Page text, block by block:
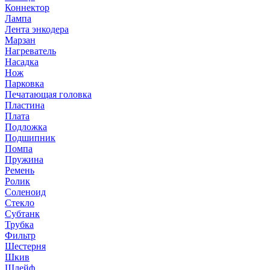
Коннектор
Лампа
Лента энкодера
Марзан
Нагреватель
Насадка
Нож
Парковка
Печатающая головка
Пластина
Плата
Подложка
Подшипник
Помпа
Пружина
Ремень
Ролик
Соленоид
Стекло
Субтанк
Трубка
Фильтр
Шестерня
Шкив
Шлейф